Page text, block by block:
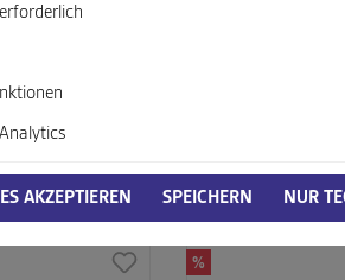
%
erforderlich
AKZEPTIEREN SPEICHERN NUR